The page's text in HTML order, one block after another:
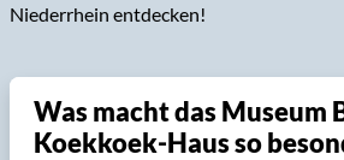
Niederrhein entdecken!
Was macht das Museum
Koekkoek-Haus so